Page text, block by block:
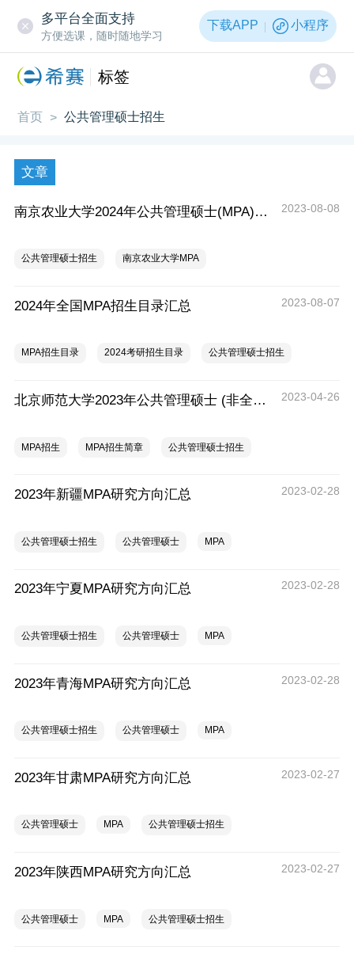
多平台全面支持
方便选课，随时随地学习
下载APP 小程序
标签
首页 > 公共管理硕士招生
文章
南京农业大学2024年公共管理硕士(MPA)招生简章 2023-08-08
公共管理硕士招生 南京农业大学MPA
2024年全国MPA招生目录汇总 2023-08-07
MPA招生目录 2024考研招生目录 公共管理硕士招生
北京师范大学2023年公共管理硕士 (非全日制双证MPA)研究生招生公告 2023-04-26
MPA招生 MPA招生简章 公共管理硕士招生
2023年新疆MPA研究方向汇总 2023-02-28
公共管理硕士招生 公共管理硕士 MPA
2023年宁夏MPA研究方向汇总 2023-02-28
公共管理硕士招生 公共管理硕士 MPA
2023年青海MPA研究方向汇总 2023-02-28
公共管理硕士招生 公共管理硕士 MPA
2023年甘肃MPA研究方向汇总 2023-02-27
公共管理硕士 MPA 公共管理硕士招生
2023年陕西MPA研究方向汇总 2023-02-27
公共管理硕士 MPA 公共管理硕士招生